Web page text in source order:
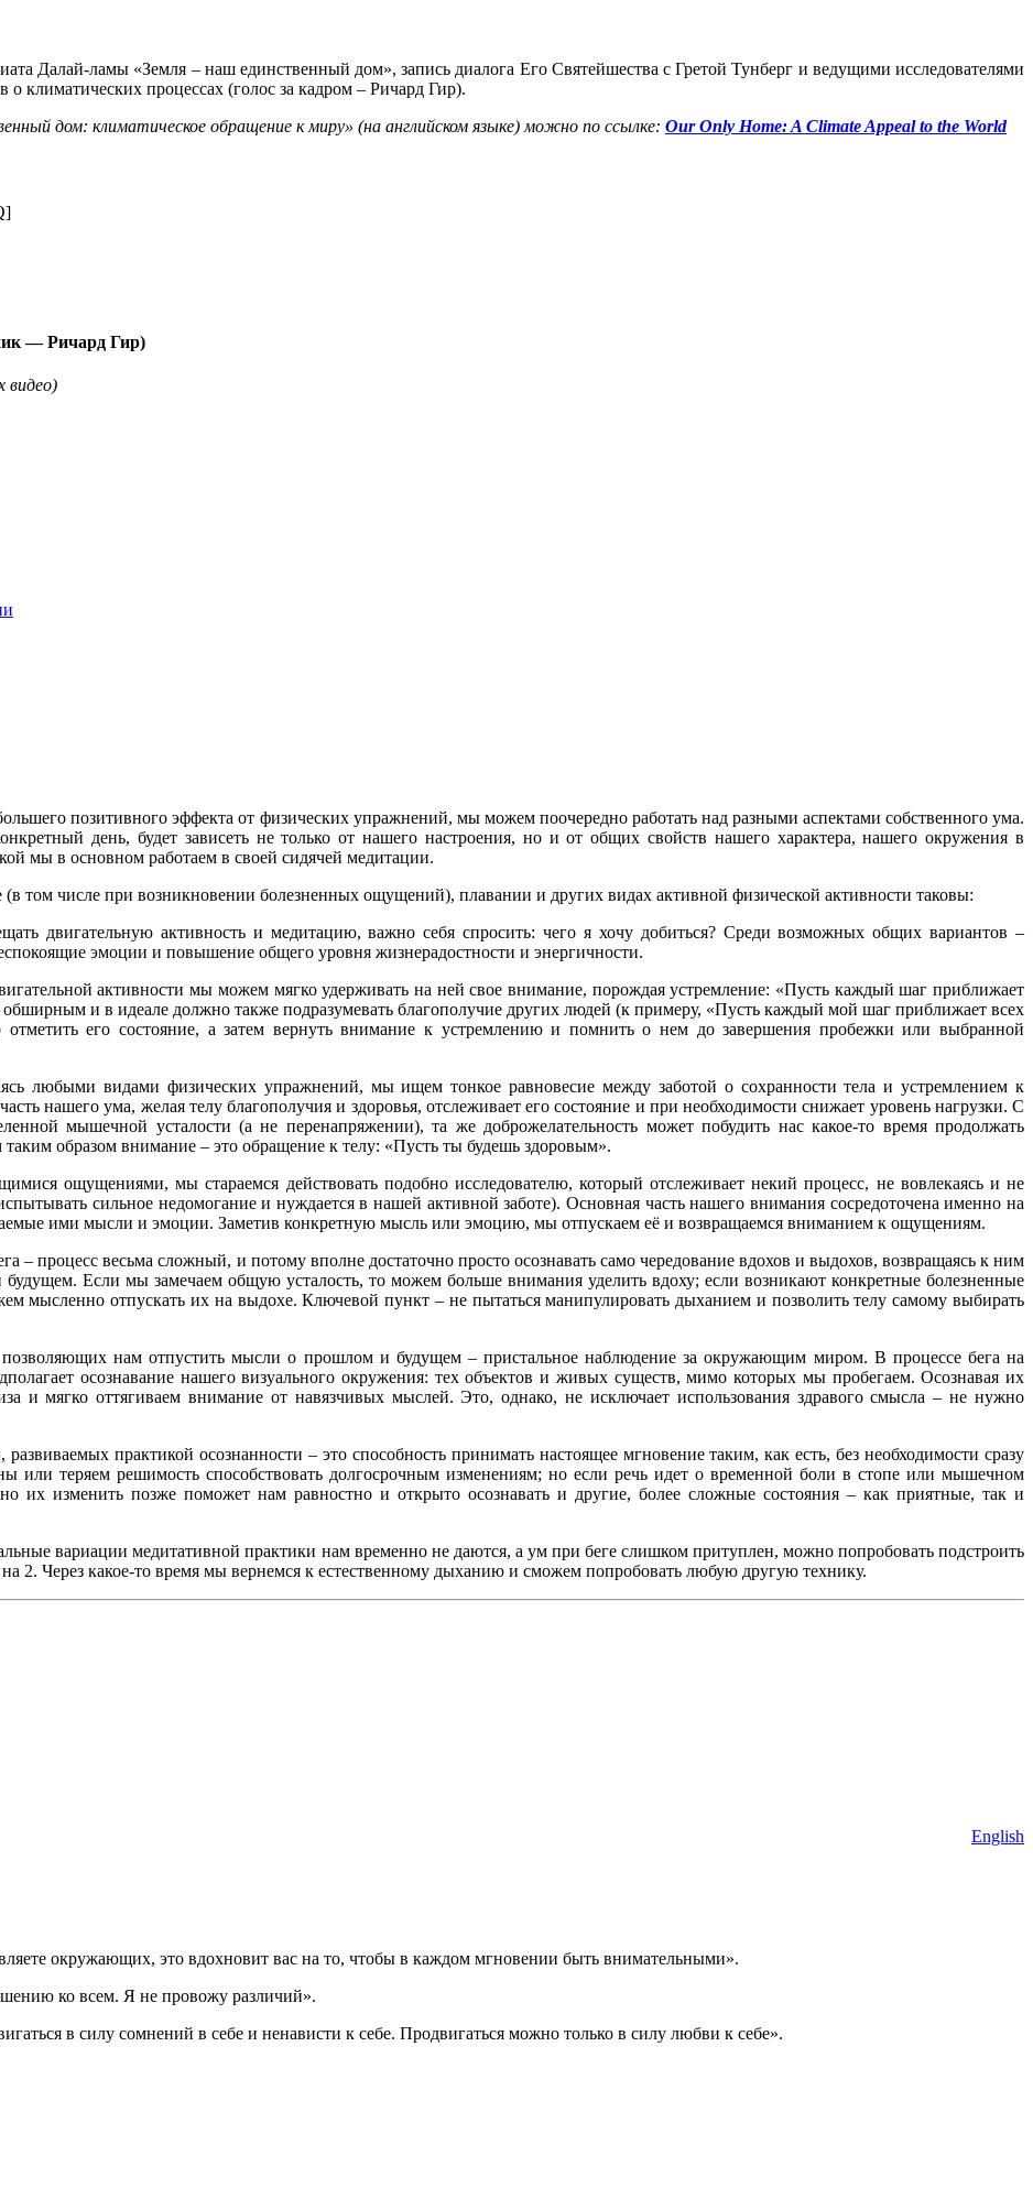
Далай-ламы «Земля – наш единственный дом», запись диалога Его Святейшества с Гретой Тунберг и ведущими исследователями
климатических процессах (голос за кадром – Ричард Гир).
дом: климатическое обращение к миру» (на английском языке) можно по ссылке: Our Only Home: A Climate Appeal to the World
— Ричард Гир)
видео)
позитивного эффекта от физических упражнений, мы можем поочередно работать над разными аспектами собственного ума.
день, будет зависеть не только от нашего настроения, но и от общих свойств нашего характера, нашего окружения в
мы в основном работаем в своей сидячей медитации.
том числе при возникновении болезненных ощущений), плавании и других видах активной физической активности таковы:
двигательную активность и медитацию, важно себя спросить: чего я хочу добиться? Среди возможных общих вариантов –
эмоции и повышение общего уровня жизнерадостности и энергичности.
активности мы можем мягко удерживать на ней свое внимание, порождая устремление: «Пусть каждый шаг приближает
и в идеале должно также подразумевать благополучие других людей (к примеру, «Пусть каждый мой шаг приближает всех
его состояние, а затем вернуть внимание к устремлению и помнить о нем до завершения пробежки или выбранной
любыми видами физических упражнений, мы ищем тонкое равновесие между заботой о сохранности тела и устремлением к
нашего ума, желая телу благополучия и здоровья, отслеживает его состояние и при необходимости снижает уровень нагрузки. С
мышечной усталости (а не перенапряжении), та же доброжелательность может побудить нас какое-то время продолжать
образом внимание – это обращение к телу: «Пусть ты будешь здоровым».
ощущениями, мы стараемся действовать подобно исследователю, который отслеживает некий процесс, не вовлекаясь и не
сильное недомогание и нуждается в нашей активной заботе). Основная часть нашего внимания сосредоточена именно на
ими мысли и эмоции. Заметив конкретную мысль или эмоцию, мы отпускаем её и возвращаемся вниманием к ощущениям.
– процесс весьма сложный, и потому вполне достаточно просто осознавать само чередование вдохов и выдохов, возвращаясь к ним
Если мы замечаем общую усталость, то можем больше внимания уделить вдоху; если возникают конкретные болезненные
мысленно отпускать их на выдохе. Ключевой пункт – не пытаться манипулировать дыханием и позволить телу самому выбирать
нам отпустить мысли о прошлом и будущем – пристальное наблюдение за окружающим миром. В процессе бега на
осознавание нашего визуального окружения: тех объектов и живых существ, мимо которых мы пробегаем. Осознавая их
и мягко оттягиваем внимание от навязчивых мыслей. Это, однако, не исключает использования здравого смысла – не нужно
практикой осознанности – это способность принимать настоящее мгновение таким, как есть, без необходимости сразу
или теряем решимость способствовать долгосрочным изменениям; но если речь идет о временной боли в стопе или мышечном
их изменить позже поможет нам равностно и открыто осознавать и другие, более сложные состояния – как приятные, так и
вариации медитативной практики нам временно не даются, а ум при беге слишком притуплен, можно попробовать подстроить
Через какое-то время мы вернемся к естественному дыханию и сможем попробовать любую другую технику.
English
окружающих, это вдохновит вас на то, чтобы в каждом мгновении быть внимательными».
ко всем. Я не провожу различий».
в силу сомнений в себе и ненависти к себе. Продвигаться можно только в силу любви к себе».